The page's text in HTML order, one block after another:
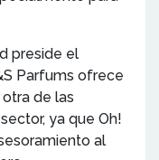
preside el
Parfums ofrece
de las
ya que Oh!
al